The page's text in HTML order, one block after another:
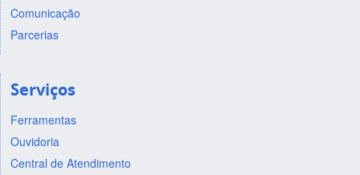
Comunicação
Parcerias
Serviços
Ferramentas
Ouvidoria
Central de Atendimento